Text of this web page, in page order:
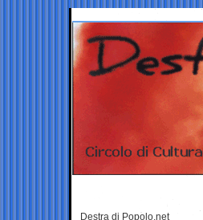
Destra di Popolo.net